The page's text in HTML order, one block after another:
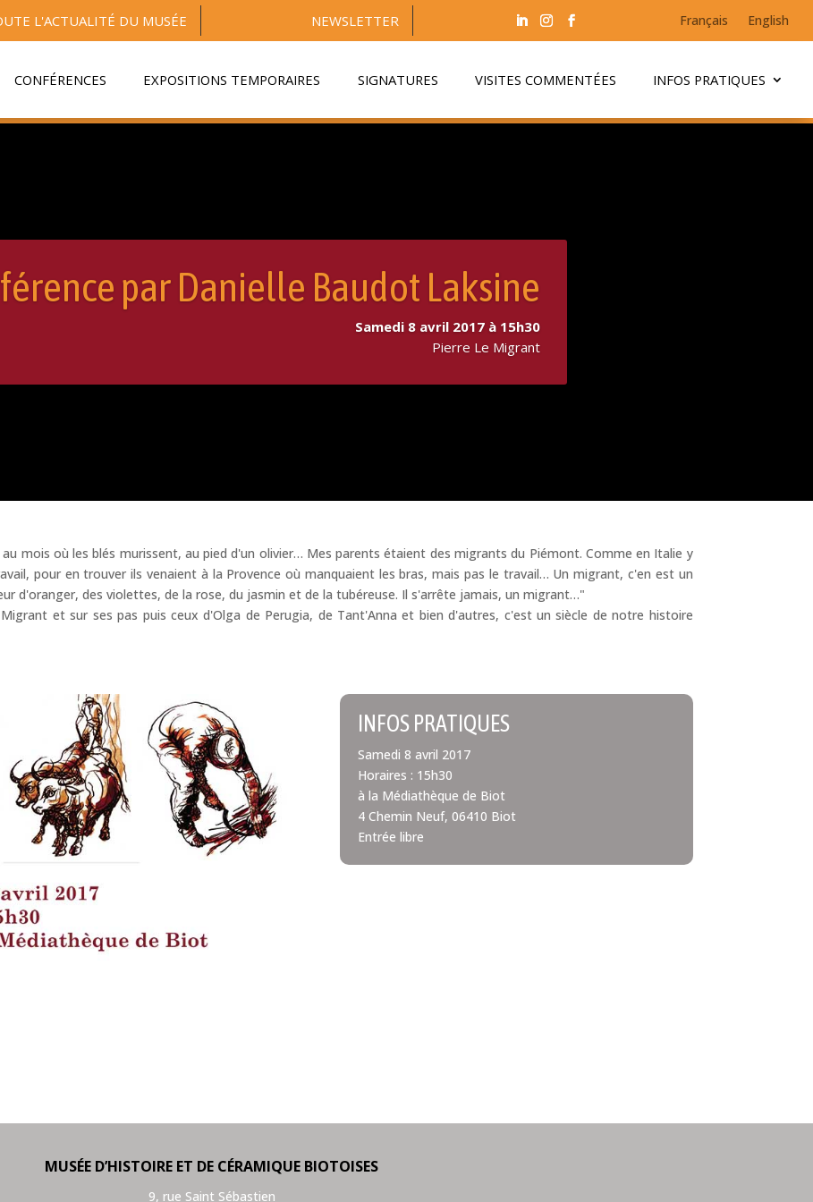
L'ACTUALITÉ DU MUSÉE NEWSLETTER Français English
CONFÉRENCES EXPOSITIONS TEMPORAIRES SIGNATURES VISITES COMMENTÉES INFOS PRATIQUES
par Danielle Baudot Laksine
Samedi 8 avril 2017 à 15h30
Pierre Le Migrant
au mois où les blés murissent, au pied d'un olivier… Mes parents étaient des migrants du Piémont. Comme en Italie y
pour en trouver ils venaient à la Provence où manquaient les bras, mais pas le travail… Un migrant, c'en est un
d'oranger, des violettes, de la rose, du jasmin et de la tubéreuse. Il s'arrête jamais, un migrant…"
et sur ses pas puis ceux d'Olga de Perugia, de Tant'Anna et bien d'autres, c'est un siècle de notre histoire
INFOS PRATIQUES
Samedi 8 avril 2017
Horaires : 15h30
à la Médiathèque de Biot
4 Chemin Neuf, 06410 Biot
Entrée libre
MUSÉE D’HISTOIRE ET DE CÉRAMIQUE BIOTOISES
9, rue Saint Sébastien